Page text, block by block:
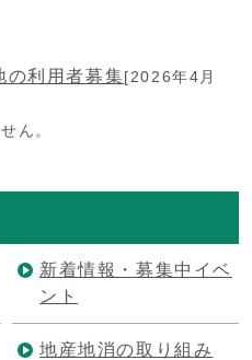
の利用者募集[2026年4月
ん。
新着情報・募集中イベ
ント
地産地消の取り組み